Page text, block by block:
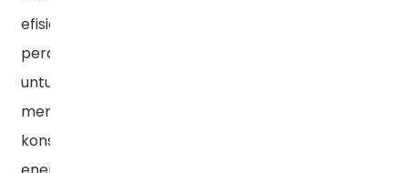
efisiensi
peralatan
untuk
mengurangi
konsumsi